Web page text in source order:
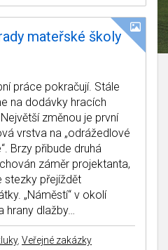
mateřské školy
práce pokračují. Stále
na dodávky hracích
změnou je první
vrstva na „odrážedlové
Brzy přibude druhá
záměr projektanta,
stezky přejíždět
„Náměstí“ v okolí
dlažby…
, Veřejné zakázky